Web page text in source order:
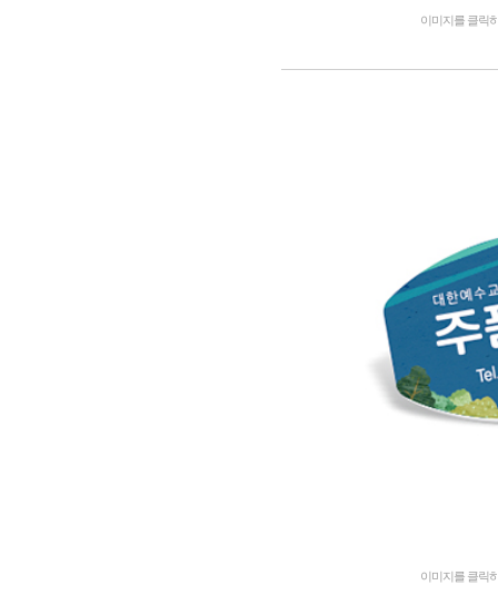
이미지를 클릭
이미지를 클릭